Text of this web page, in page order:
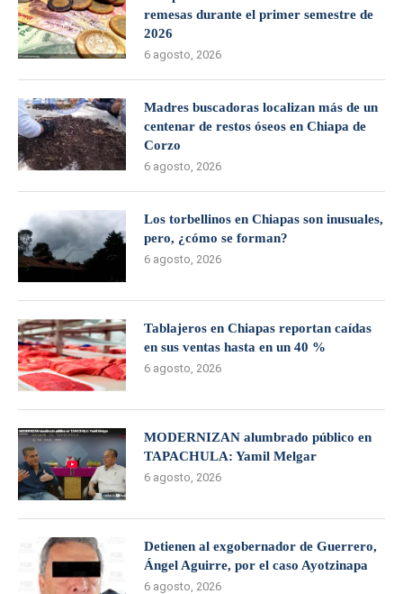
remesas durante el primer semestre de
2026
6 agosto, 2026
Madres buscadoras localizan más de un
centenar de restos óseos en Chiapa de
Corzo
6 agosto, 2026
Los torbellinos en Chiapas son inusuales,
pero, ¿cómo se forman?
6 agosto, 2026
Tablajeros en Chiapas reportan caídas
en sus ventas hasta en un 40 %
6 agosto, 2026
MODERNIZAN alumbrado público en
TAPACHULA: Yamil Melgar
6 agosto, 2026
Detienen al exgobernador de Guerrero,
Ángel Aguirre, por el caso Ayotzinapa
6 agosto, 2026